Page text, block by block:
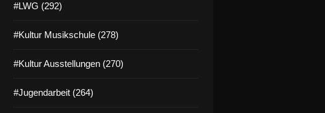
#LWG (292)
#Kultur Musikschule (278)
#Kultur Ausstellungen (270)
#Jugendarbeit (264)